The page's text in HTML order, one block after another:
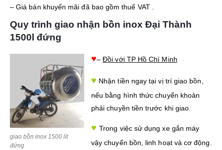
– Giá bán khuyến mãi đã bao gồm thuế VAT .
Quy trình giao nhận bồn inox Đại Thành
1500l đứng
giao bồn inox 1500 lít
đứng
♥–Đồi với TP Hồ Chí Minh
♥ Nhận tiền ngay tại vị trí giao bồn,
nếu bằng hình thức chuyển khoản
phải chuyền tiền trước khi giao.
♥ Trong việc sử dụng xe gắn máy
vậy chuyển bồn, linh hoạt và cơ động.